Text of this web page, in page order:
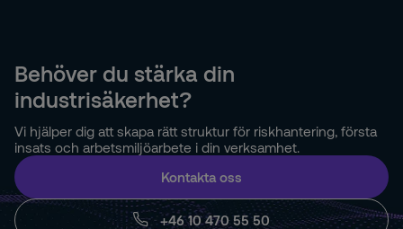
Behöver du stärka din
industrisäkerhet?
Vi hjälper dig att skapa rätt struktur för riskhantering, första
insats och arbetsmiljöarbete i din verksamhet.
+46 10 470 55 50
Kontakta oss